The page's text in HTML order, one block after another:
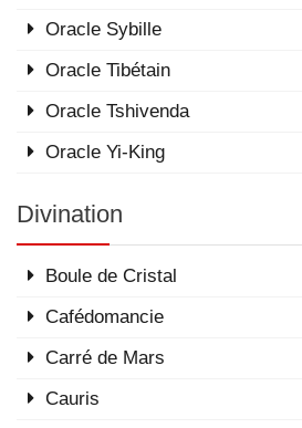
Oracle Sybille
Oracle Tibétain
Oracle Tshivenda
Oracle Yi-King
Divination
Boule de Cristal
Cafédomancie
Carré de Mars
Cauris